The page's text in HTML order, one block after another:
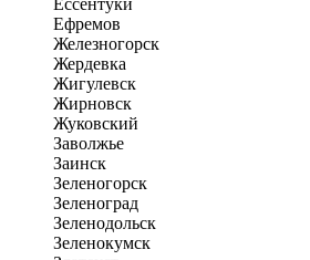
Ессентуки
Ефремов
Железногорск
Жердевка
Жигулевск
Жирновск
Жуковский
Заволжье
Заинск
Зеленогорск
Зеленоград
Зеленодольск
Зеленокумск